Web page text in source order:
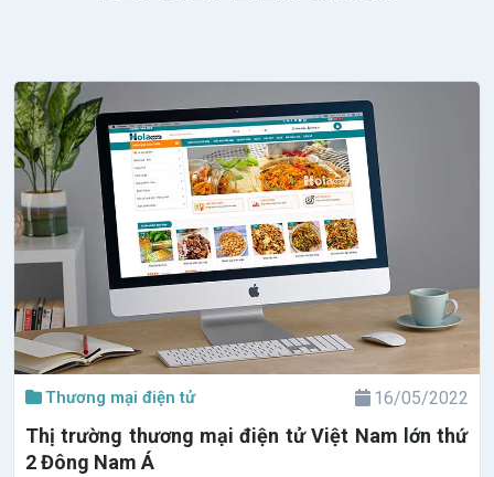
Thương mại điện tử 16/05/2022
Thị trường thương mại điện tử Việt Nam lớn thứ
2 Đông Nam Á